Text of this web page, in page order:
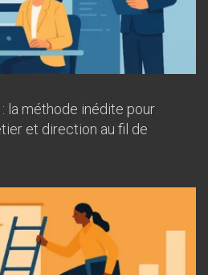
la méthode inédite pour
et direction au fil de